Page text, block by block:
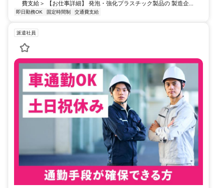
費支給＞ 【お仕事詳細】 発泡・強化プラスチック製品の 製造企...
即日勤務OK 固定時間制 交通費支給
派遣社員